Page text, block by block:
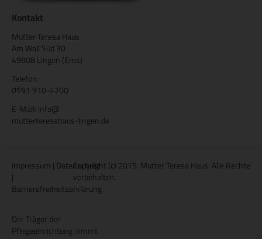
Kontakt
Mutter Teresa Haus
Am Wall Süd 30
49808 Lingen (Ems)
Telefon:
0591 910-4200
E-Mail: info@
mutterteresahaus-lingen.de
Impressum | Datenschutz
|
Barrierefreiheitserklärung
Der Träger der
Pflegeeinrichtung nimmt
Copyright (c) 2015. Mutter Teresa Haus. Alle Rechte
vorbehalten.